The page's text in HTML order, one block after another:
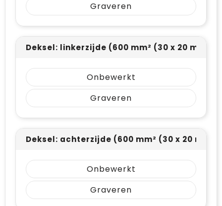
Graveren
Deksel: linkerzijde (600 mm² (30 x 20 mm))
Onbewerkt
Graveren
Deksel: achterzijde (600 mm² (30 x 20 mm))
Onbewerkt
Graveren